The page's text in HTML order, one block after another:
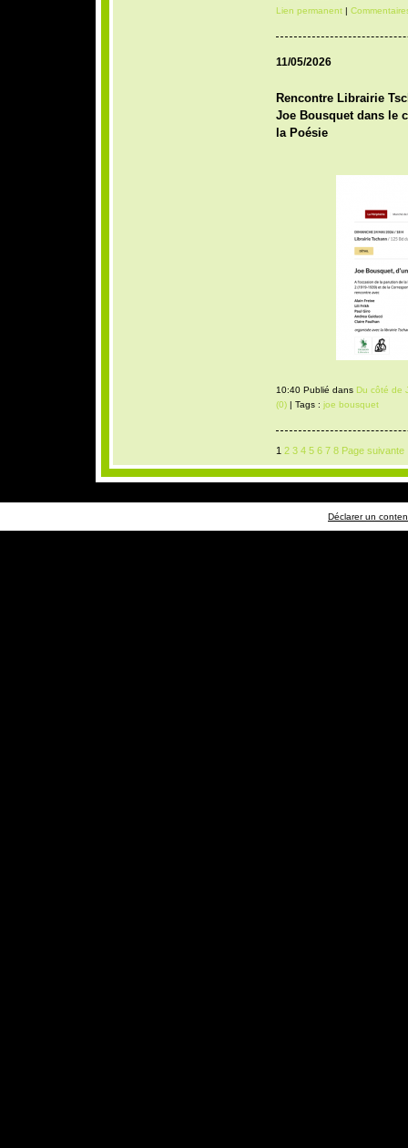
Lien permanent|
11/05/2026
Rencontre Librairie
Joe Bousquet dans le
la Poésie
10:40 Publié dans Du côté de
(0)| Tags : joe bousquet
1 2 3 4 5 6 7 8 Page suivante
Déclarer un